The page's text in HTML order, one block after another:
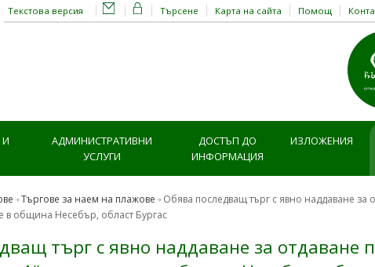
Търсене Карта на сайта Помощ
Текстова версия
АДМИНИСТРАТИВНИ
УСЛУГИ
ДОСТЪП ДО
ИНФОРМАЦИЯ
ИЗЛОЖЕНИЯ
Търгове за наем на плажове
Обява последващ търг с явно наддаване
в община Несебър, област Бургас
търг с явно наддаване за отдаване